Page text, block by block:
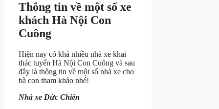
Thông tin về một số xe
khách Hà Nội Con
Cuông
Hiện nay có khá nhiều nhà xe khai
thác tuyến Hà Nội Con Cuông và sau
đây là thông tin về một số nhà xe cho
bà con tham khảo nhé!
Nhà xe Đức Chiến